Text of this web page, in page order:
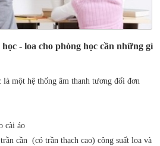
- loa cho phòng học cần những gì
là một hệ thống âm thanh tương đối đơn
cài áo
cần (có trần thạch cao) công suất loa và